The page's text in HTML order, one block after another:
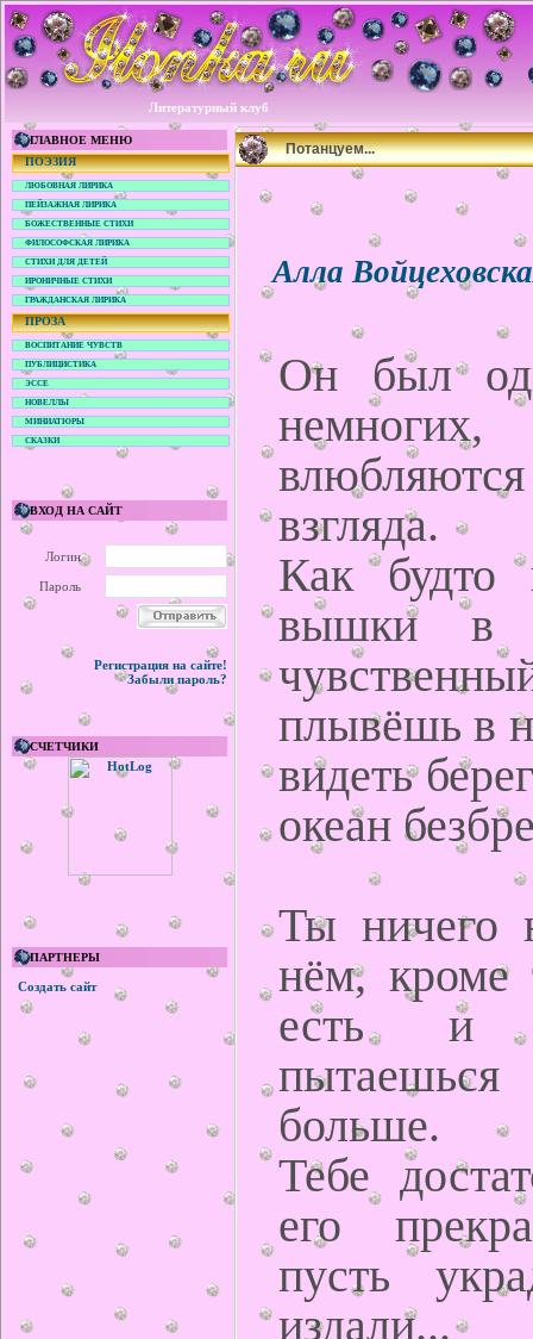
Литературный клуб
ГЛАВНОЕ МЕНЮ
ПОЭЗИЯ
ЛЮБОВНАЯ ЛИРИКА
ПЕЙЗАЖНАЯ ЛИРИКА
БОЖЕСТВЕННЫЕ СТИХИ
ФИЛОСОФСКАЯ ЛИРИКА
СТИХИ ДЛЯ ДЕТЕЙ
ИРОНИЧНЫЕ СТИХИ
ГРАЖДАНСКАЯ ЛИРИКА
ПРОЗА
ВОСПИТАНИЕ ЧУВСТВ
ПУБЛИЦИСТИКА
ЭССЕ
НОВЕЛЛЫ
МИНИАТЮРЫ
СКАЗКИ
ВХОД НА САЙТ
Логин
Пароль
Регистрация на сайте!
Забыли пароль?
СЧЕТЧИКИ
ПАРТНЕРЫ
Создать сайт
Потанцуем...
Алла
Он был
взгляда.
Как будто
вышки в
плывёшь в
видеть
океан
Ты ничего
нём, кроме
есть и
больше.
Тебе
его
пусть
издали...